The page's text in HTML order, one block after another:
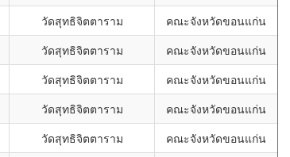
วัดสุทธิจิตตาราม
คณะจังหวัดขอนแก่น
วัดสุทธิจิตตาราม
คณะจังหวัดขอนแก่น
วัดสุทธิจิตตาราม
คณะจังหวัดขอนแก่น
วัดสุทธิจิตตาราม
คณะจังหวัดขอนแก่น
วัดสุทธิจิตตาราม คณะจังหวัดขอนแก่น